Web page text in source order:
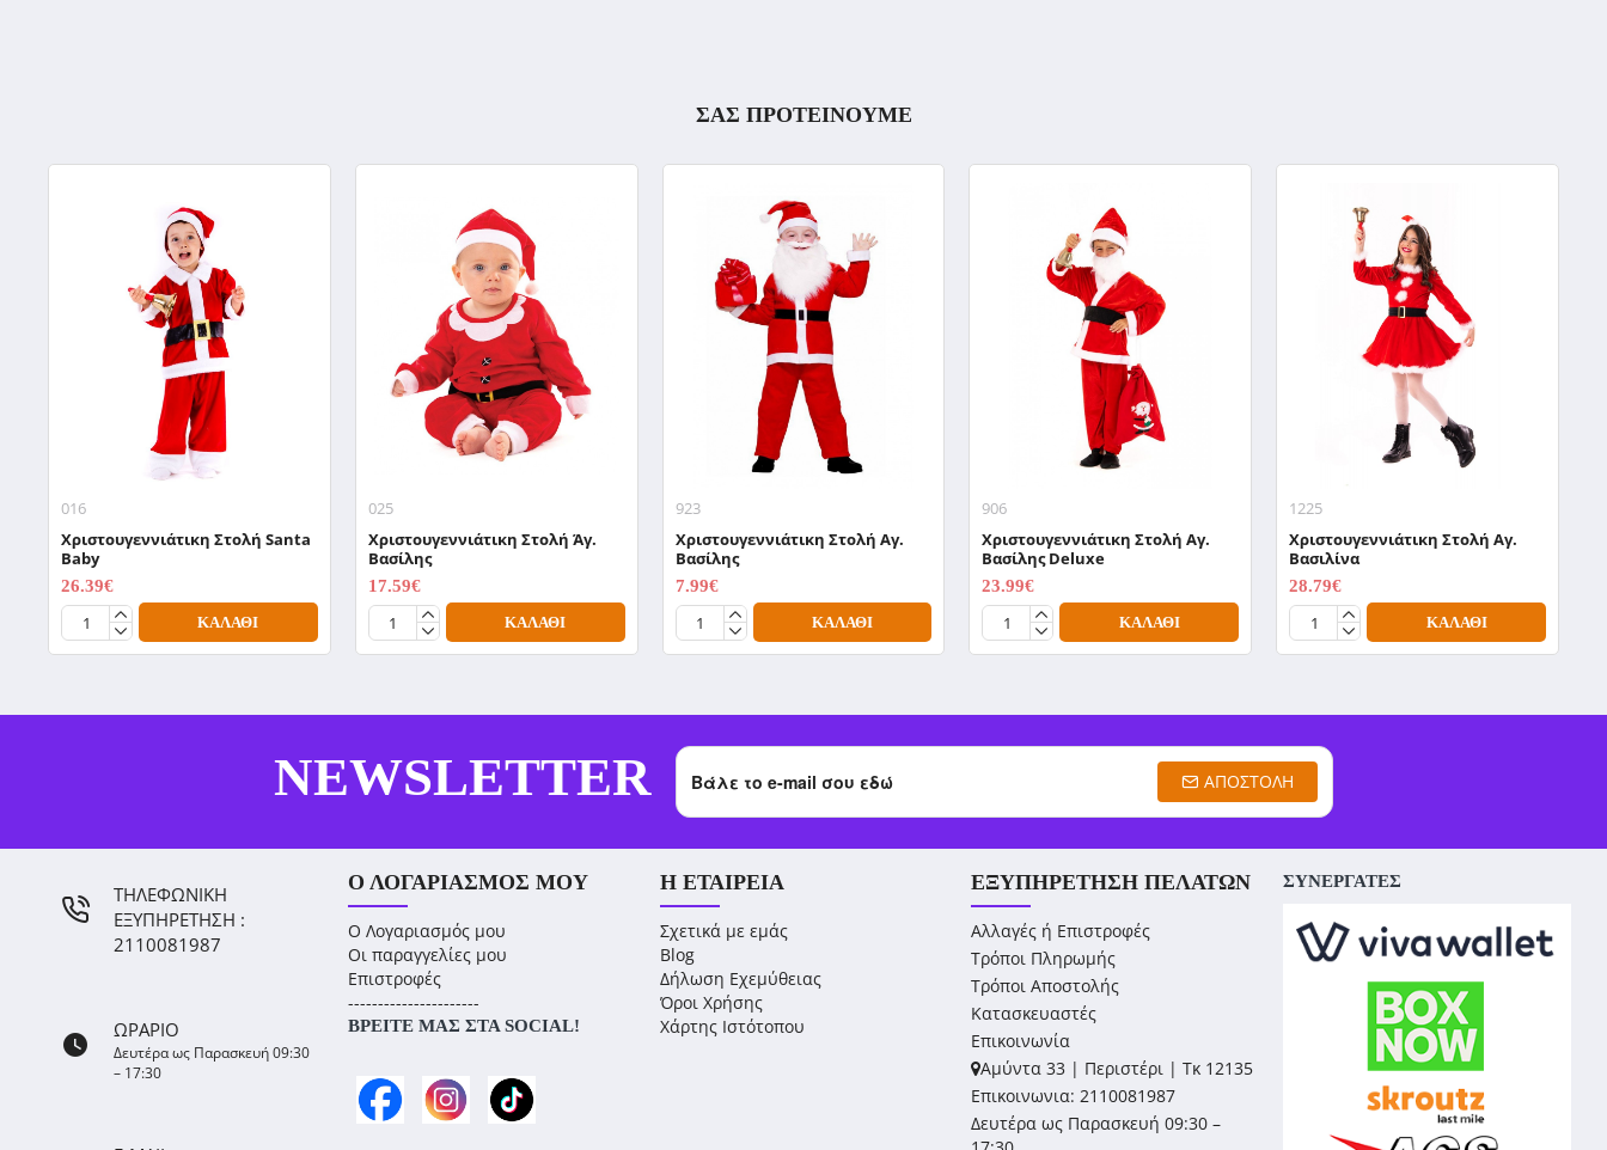
ΣΑΣ ΠΡΟΤΕΙΝΟΥΜΕ
016
Χριστουγεννιάτικη Στολή Santa
Baby
26.39€
ΚΑΛΆΘΙ
025
Χριστουγεννιάτικη Στολή Άγ.
Βασίλης
17.59€
ΚΑΛΆΘΙ
923
Χριστουγεννιάτικη Στολή Αγ.
Βασίλης
7.99€
ΚΑΛΆΘΙ
906
Χριστουγεννιάτικη Στολή Αγ.
Βασίλης Deluxe
23.99€
ΚΑΛΆΘΙ
1225
Χριστουγεννιάτικη Στολή Αγ.
Βασιλίνα
28.79€
ΚΑΛΆΘΙ
NEWSLETTER ΑΠΟΣΤΟΛΉ
ΤΗΛΕΦΩΝΙΚΗ
ΕΞΥΠΗΡΕΤΗΣΗ :
2110081987
ΩΡΑΡΙΟ
Δευτέρα ως Παρασκευή 09:30
– 17:30
Ο ΛΟΓΑΡΙΑΣΜΌΣ ΜΟΥ
Ο Λογαριασμός μου
Οι παραγγελίες μου
Επιστροφές
----------------------
ΒΡΕΊΤΕ ΜΑΣ ΣΤΑ SOCIAL!
Η ΕΤΑΙΡΕΊΑ
Σχετικά με εμάς
Blog
Δήλωση Εχεμύθειας
Όροι Χρήσης
Χάρτης Ιστότοπου
ΕΞΥΠΗΡΈΤΗΣΗ ΠΕΛΑΤΏΝ
Αλλαγές ή Επιστροφές
Τρόποι Πληρωμής
Τρόποι Αποστολής
Κατασκευαστές
Επικοινωνία
Αμύντα 33 | Περιστέρι | Τκ 12135
Επικοινωνια: 2110081987
Δευτέρα ως Παρασκευή 09:30 –
ΣΥΝΕΡΓΑΤΕΣ